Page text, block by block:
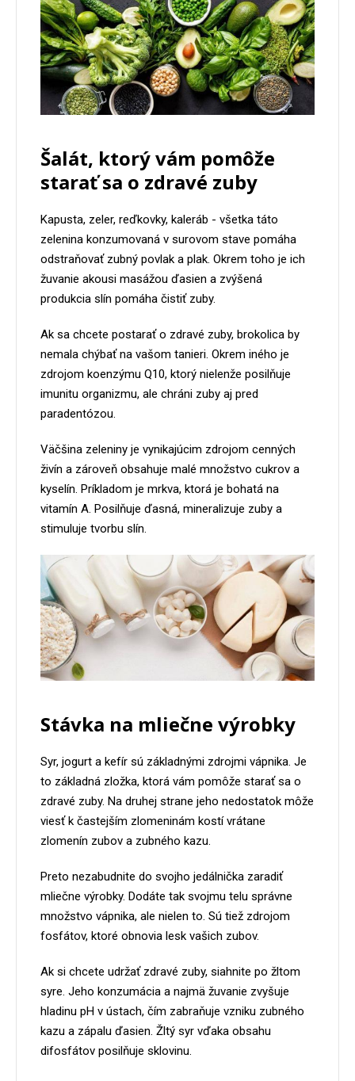
Šalát, ktorý vám pomôže
starať sa o zdravé zuby
Kapusta, zeler, reďkovky, kaleráb - všetka táto
zelenina konzumovaná v surovom stave pomáha
odstraňovať zubný povlak a plak. Okrem toho je ich
žuvanie akousi masážou ďasien a zvýšená
produkcia slín pomáha čistiť zuby.
Ak sa chcete postarať o zdravé zuby, brokolica by
nemala chýbať na vašom tanieri. Okrem iného je
zdrojom koenzýmu Q10, ktorý nielenže posilňuje
imunitu organizmu, ale chráni zuby aj pred
paradentózou.
Väčšina zeleniny je vynikajúcim zdrojom cenných
živín a zároveň obsahuje malé množstvo cukrov a
kyselín. Príkladom je mrkva, ktorá je bohatá na
vitamín A. Posilňuje ďasná, mineralizuje zuby a
stimuluje tvorbu slín.
Stávka na mliečne výrobky
Syr, jogurt a kefír sú základnými zdrojmi vápnika. Je
to základná zložka, ktorá vám pomôže starať sa o
zdravé zuby. Na druhej strane jeho nedostatok môže
viesť k častejším zlomeninám kostí vrátane
zlomenín zubov a zubného kazu.
Preto nezabudnite do svojho jedálnička zaradiť
mliečne výrobky. Dodáte tak svojmu telu správne
množstvo vápnika, ale nielen to. Sú tiež zdrojom
fosfátov, ktoré obnovia lesk vašich zubov.
Ak si chcete udržať zdravé zuby, siahnite po žltom
syre. Jeho konzumácia a najmä žuvanie zvyšuje
hladinu pH v ústach, čím zabraňuje vzniku zubného
kazu a zápalu ďasien. Žltý syr vďaka obsahu
difosfátov posilňuje sklovinu.